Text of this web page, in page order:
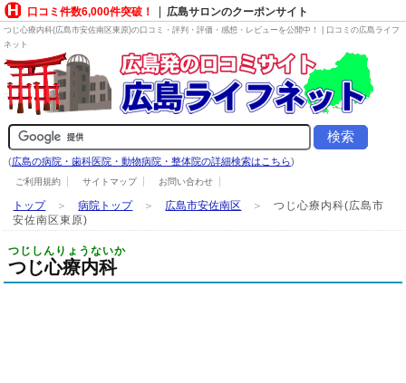
口コミ件数6,000件突破！ 広島サロンのクーポンサイト
つじ心療内科(広島市安佐南区東原)の口コミ・評判・評価・感想・レビューを公開中！ | 口コミの広島ライフ
ネット
(広島の病院・歯科医院・動物病院・整体院の詳細検索はこちら)
ご利用規約 サイトマップ お問い合わせ
トップ＞病院トップ＞ 広島市安佐南区 ＞つじ心療内科(広島市
安佐南区東原)
つじしんりょうないか
つじ心療内科